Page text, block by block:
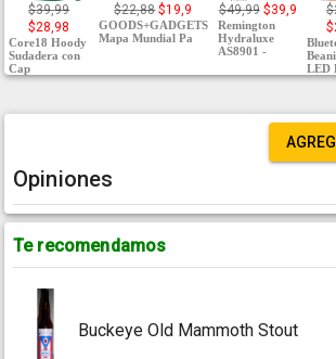
$39,99
$28,98
Core18 Hoody
Sudadera con
Cap
$22,88 $19,9
GOODS+GADGETS
Mapa Mundial Pa
$49,99 $39,9
Remington
Hydraluxe
AS8901 -
LED
Opiniones
Te recomendamos
Buckeye Old Mammoth Stout